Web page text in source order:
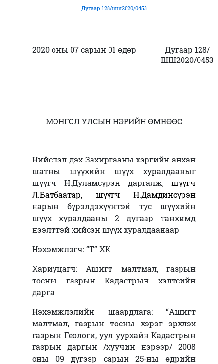
Дугаар 128/шш2020/0453
2020 оны 07 сарын 01 өдөр
Дугаар 128/
ШШ2020/0453
МОНГОЛ УЛСЫН НЭРИЙН ӨМНӨӨС
Нийслэл дэх Захиргааны хэргийн анхан
шатны шүүхийн шүүх хуралдааныг
шүүгч Н.Дуламсүрэн даргалж, шүүгч
Л.Батбаатар, шүүгч Н.Дамдинсүрэн
нарын бүрэлдэхүүнтэй тус шүүхийн
шүүх хуралдааны 2 дугаар танхимд
нээлттэй хийсэн шүүх хуралдаанаар
Нэхэмжлэгч: “Т” ХК
Хариуцагч: Ашигт малтмал, газрын
тосны газрын Кадастрын хэлтсийн
дарга
Нэхэмжлэлийн шаардлага: “Ашигт
малтмал, газрын тосны хэрэг эрхлэх
газрын Геологи, уул уурхайн Кадастрын
газрын даргын /хуучин нэрээр/ 2008
оны 09 дүгээр сарын 25-ны өдрийн